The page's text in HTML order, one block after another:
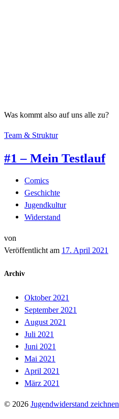
Was kommt also auf uns alle zu?
Team & Struktur
#1 – Mein Testlauf
Comics
Geschichte
Jugendkultur
Widerstand
von
Veröffentlicht am 17. April 2021
Archiv
Oktober 2021
September 2021
August 2021
Juli 2021
Juni 2021
Mai 2021
April 2021
März 2021
© 2026 Jugendwiderstand zeichnen